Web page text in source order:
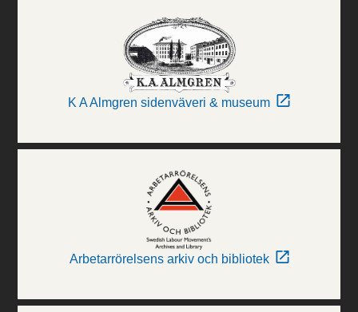
K A Almgren sidenväveri & museum
Arbetarrörelsens arkiv och bibliotek